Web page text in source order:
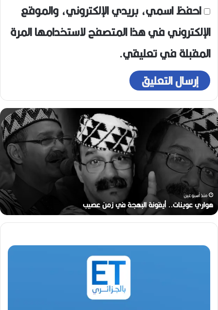
احفظ اسمي، بريدي الإلكتروني، والموقع
الإلكتروني في هذا المتصفح لاستخدامها المرة
المقبلة في تعليقي.
ه
و
ا
ر
ي
ع
و
ي
ا
ت
.
منذ أسبوعين
هواري عوينات.. أيقونة البهجة في زمن عصيب